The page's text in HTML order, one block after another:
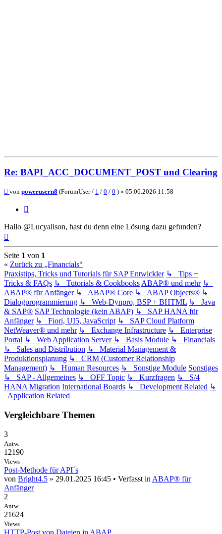
Re: BAPI_ACC_DOCUMENT_POST und Clearing
Beitrag
von powerusern8 (ForumUser / 1 / 0 / 0 ) » 05.06.2026 11:58
Hallo @Lucyalison, hast du denn eine Lösung dazu gefunden?
Seite 1 von 1
« Zurück zu „Financials“
Praxistips, Tricks und Tutorials für SAP Entwickler ↳ Tips +
Tricks & FAQs ↳ Tutorials & Cookbooks ABAP® und mehr ↳
ABAP® für Anfänger ↳ ABAP® Core ↳ ABAP Objects® ↳
Dialogprogrammierung ↳ Web-Dynpro, BSP + BHTML ↳ Java
& SAP® SAP Technologie (kein ABAP) ↳ SAP HANA für
Anfänger ↳ Fiori, UI5, JavaScript ↳ SAP Cloud Platform
NetWeaver® und mehr ↳ Exchange Infrastructure ↳ Enterprise
Portal ↳ Web Application Server ↳ Basis Module ↳ Financials
↳ Sales and Distribution ↳ Material Management &
Produktionsplanung ↳ CRM (Customer Relationship
Management) ↳ Human Resources ↳ Sonstige Module Sonstiges
↳ SAP - Allgemeines ↳ OFF Topic ↳ Kurzfragen ↳ S/4
HANA Migration International Boards ↳ Development Related ↳
Application Related
Vergleichbare Themen
3
Antw.
12190
Views
Post-Methode für API´s
von Bright4.5 » 29.01.2025 16:45 • Verfasst in ABAP® für
Anfänger
2
Antw.
21624
Views
HTTP-Post von Dateien in ABAP